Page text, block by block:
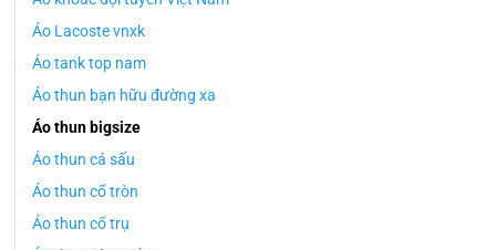
Áo Lacoste vnxk
Áo tank top nam
Áo thun bạn hữu đường xa
Áo thun bigsize
Áo thun cá sấu
Áo thun cổ tròn
Áo thun cổ trụ